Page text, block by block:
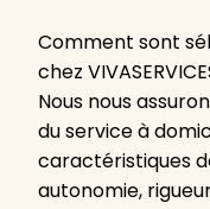
Comment sont
chez
Nous nous
du service à
caractéristiques
autonomie,